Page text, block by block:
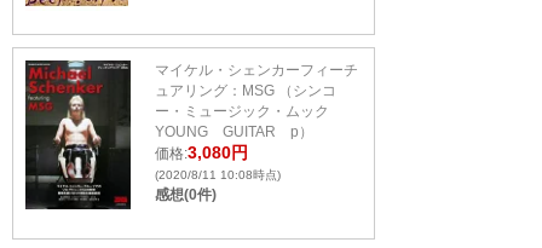
マイケル・シェンカーフィーチ
ュアリング：MSG （シンコ
ー・ミュージック・ムック
YOUNG GUITAR p）
価格:3,080円
(2020/8/11 10:08時点)
感想(0件)